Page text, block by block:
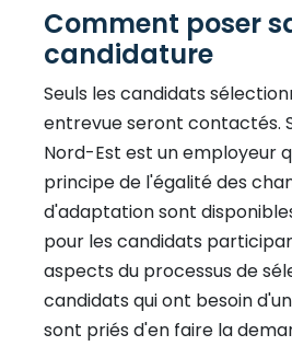
Comment poser
candidature
Seuls les candidats
entrevue seront contactés.
Nord-Est est un employeur
principe de l'égalité des
d'adaptation sont
pour les candidats
aspects du processus de
candidats qui ont besoin
sont priés d'en faire la